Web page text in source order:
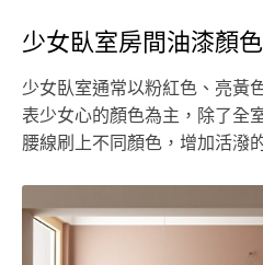
少女臥室房間油漆顏色
少女臥室通常以粉紅色、亮黃
表少女心的顏色為主，除了全
腰線刷上不同顏色，增加活潑